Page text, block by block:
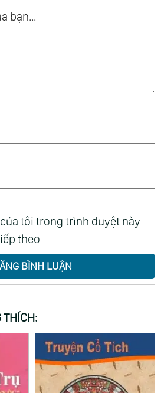
tôi trong trình duyệt này
theo
BÌNH LUẬN
THÍCH: